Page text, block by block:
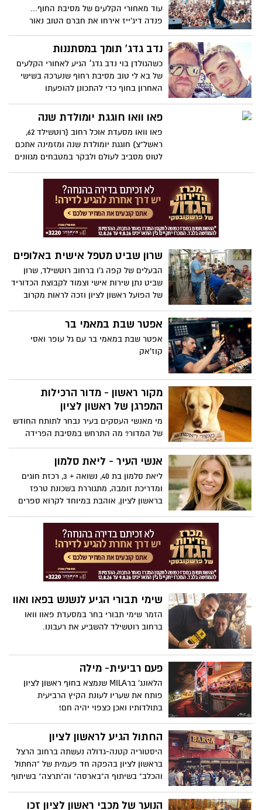
עוד מאחורי הקלעים של מסיבת החוף...
פנדה דיג'ייז אירחו את חברם הטוב נאור
אורמיה שבא לתמוך , ליידי L ופמלייתה, מוקי
זמר השנה,upgrade שחזרו מסיבוב הופעות
נדב גדג' תומך במסתננות
כשהגולדן בוי נדב גדג׳ הגיע לאחורי הקלעים
של בא לי טוב מסיבת רחוף שנערכה בשישי
האחרון בחוף כדי להתכונן להופעתו
בכדי להעניק לנדב ציור שהכינו במיוחד
פאו וואו חוגגת יומולדת שנה
פאו וואו מסעדת אוכל רחוב (רוטשילד 62,
ראשל"צ) חוגגת יומולדת שנה ומזמינה אתכם
לטוס מסביב לעולם ולבקר במטבחים מגוונים
שרון שביט מטפל אישית באלופים
הבעלים של קפה ג'ו ברחוב רוטשילד, שרון
שביט נתן שירות אישי וצמוד לקבוצת הכדוריד
של הפועל ראשון לציון וזכה לראות מקרוב
אפטר שבת במאמי בר
אפטר שבת במאמי בר עם גל עופר ואסי
קוז'אק
מקור ראשון - מדור הרכילות
המפרגן של ראשון לציון
מי מאנשי העסקים בעיר נבחר לתותח החודש
של המדור? מה התרחש במסיבת הפרידה
לדוד ביטן כשהחתן עלה לבמה והשתלט על
המיקרופון , מי הוציא מריכוז את מוקי ונדב
מרחבי העיר במדור החדש - "מקור ראשון"
אנשי העיר - ליאת סלמון
ליאת סלמון בת 40, נשואה + 3, רכזת חוגים
ומדריכת זומבה, מתגוררת בשכונת טרפז
בראשון לציון, אוהבת במיוחד לקרוא ספרים
ביקש להכיר אותה יותר לעומק וערך לה את
"השאלון".
שימי תבורי הגיע לנשנש בפאו ואוו
הזמר שימי תבורי בחר במסעדת פאוו וואו
ברחוב רוטשילד להשביע את רעבונו.
פעם רביעית- מילה
הלאונג' ברMILA שנמצא בחוף ראשון לציון
פותח את שעריו לעונת הקיץ הרביעית
בתולדותיו ואכן כצפוי יהיה חם!
החתול הגיע לראשון לציון
היסטוריה קטנה-גדולה נעשתה ברחוב הרצל
בראשון לציון בהפקה חד פעמית של "החתול
והכלב" בשיתוף ה"בארסה" וה"תרצה" בשיתוף
רומי.
הנוער של מכבי ראשון לציון זכו